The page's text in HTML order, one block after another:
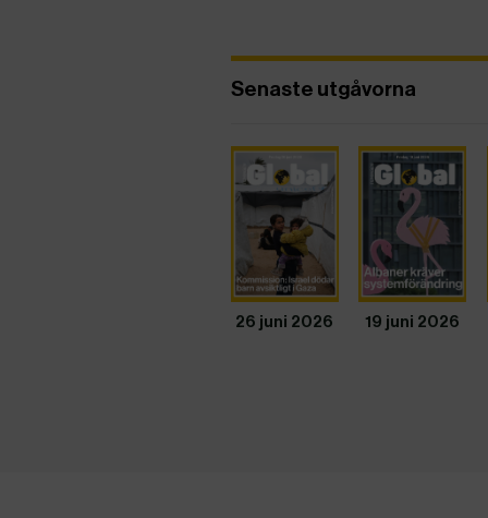
Senaste utgåvorna
26 juni 2026 19 juni 2026